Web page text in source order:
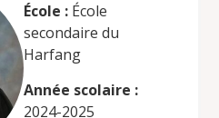
École : École
secondaire du
Harfang
Année scolaire :
2024-2025